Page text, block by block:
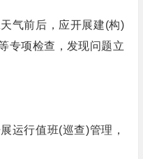
气前后，应开展建(构)
专项检查，发现问题立
运行值班(巡查)管理，